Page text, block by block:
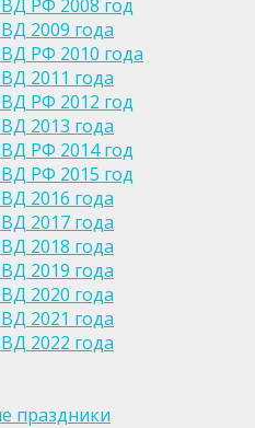
РФ 2008 год
2009 года
РФ 2010 года
2011 года
РФ 2012 год
2013 года
РФ 2014 год
РФ 2015 год
2016 года
2017 года
2018 года
2019 года
2020 года
2021 года
2022 года
праздники